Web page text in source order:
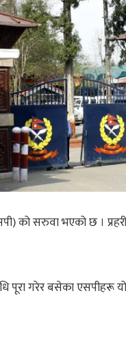
को सरुवा भएको छ ।
पूरा गरेर बसेका एसपीहरू